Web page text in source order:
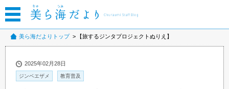
美ら海だよりトップ 【旅するジンタプロジェクトぬりえ】
2025年02月28日
ジンベエザメ 教育普及